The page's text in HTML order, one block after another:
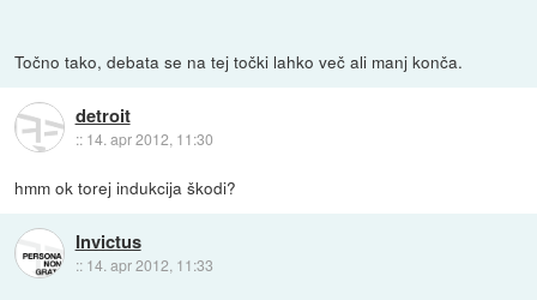
Točno tako, debata se na tej točki lahko več ali manj konča.
detroit
:: 14. apr 2012, 11:30
hmm ok torej indukcija škodi?
Invictus
:: 14. apr 2012, 11:33